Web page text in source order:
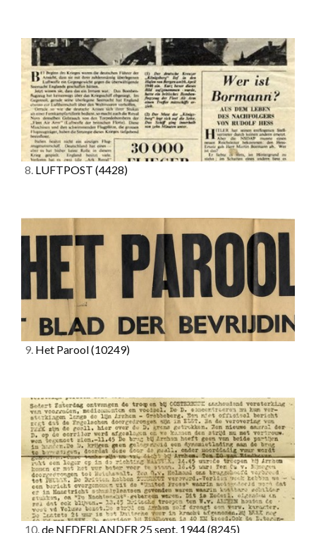
8. LUFTPOST (4428)
9. Het Parool(10249)
10.de NEDERLANDER 25 sept. 1944(8245)